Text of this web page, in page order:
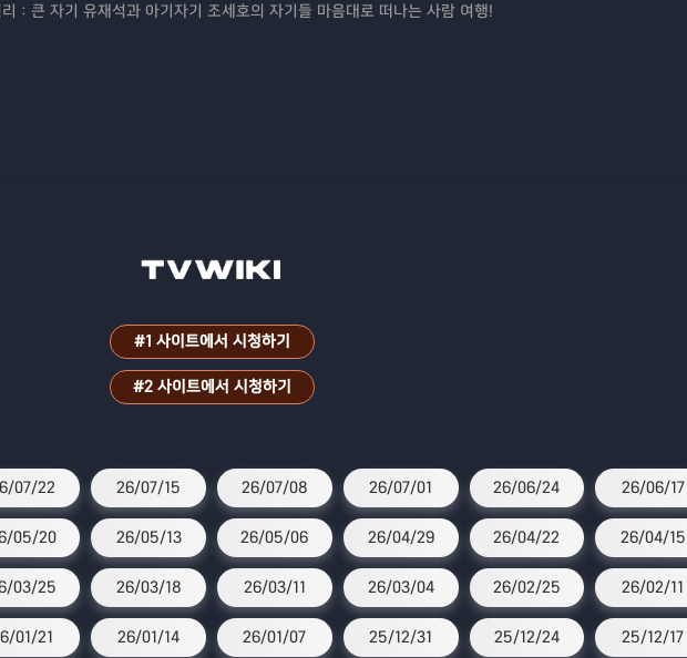
： 큰 자기 유재석과 아기자기 조세호의 자기들 마음대로 떠나는 사람 여행!
#1 사이트에서 시청하기
#2 사이트에서 시청하기
07/22 26/07/15 26/07/08 26/07/01 26/06/24 26/06/17
05/20 26/05/13 26/05/06 26/04/29 26/04/22 26/04/15
03/25 26/03/18 26/03/11 26/03/04 26/02/25 26/02/11
01/21 26/01/14 26/01/07 25/12/31 25/12/24 25/12/17